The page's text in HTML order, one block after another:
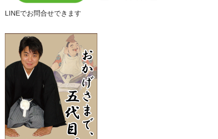
LINEでお問合せできます